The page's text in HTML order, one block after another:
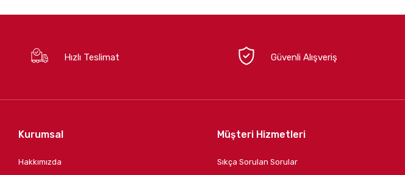
Hızlı Teslimat Güvenli Alışveriş
Kurumsal
Hakkımızda
Müşteri Hizmetleri
Sıkça Sorulan Sorular